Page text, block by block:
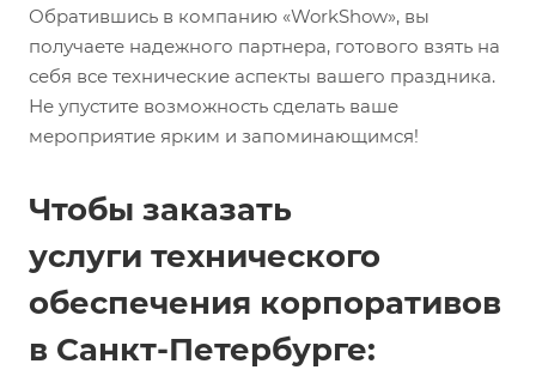
Обратившись в компанию «WorkShow», вы
получаете надежного партнера, готового взять на
себя все технические аспекты вашего праздника.
Не упустите возможность сделать ваше
мероприятие ярким и запоминающимся!
Чтобы заказать
услуги технического
обеспечения корпоративов
в Санкт-Петербурге: